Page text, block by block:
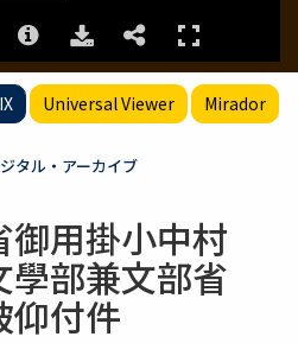
Universal Viewer Mirador
タル・アーカイブ
用掛小中村
部兼文部省
仰付件